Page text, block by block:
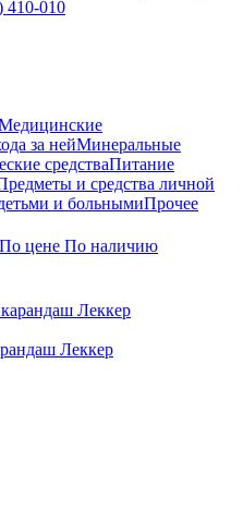
410-010
за нейМинеральные
средстваПитание
и средства личной
и больнымиПрочее
По цене По наличию
Леккер